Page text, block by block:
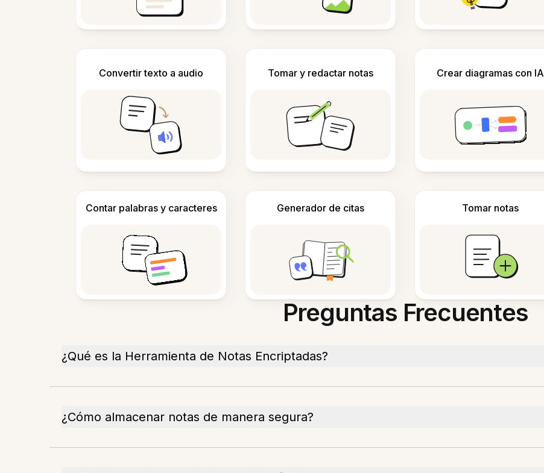
Convertir texto a audio Tomar y redactar notas Crear diagramas con IA
Contar palabras y caracteres Generador de citas Tomar notas
Preguntas Frecuentes
¿Qué es la Herramienta de Notas Encriptadas?
¿Cómo almacenar notas de manera segura?